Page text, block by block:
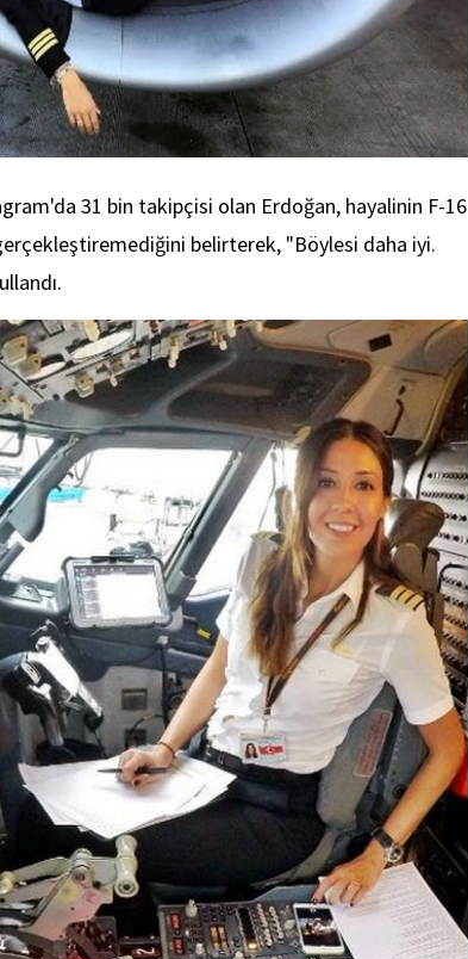
31 bin takipçisi olan Erdoğan, hayalinin F-16
belirterek, "Böylesi daha iyi.